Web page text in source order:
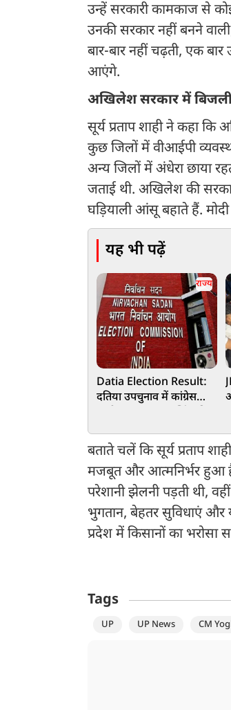
उन्हें सरकारी कामकाज से
उनकी सरकार नहीं बनने
बार-बार नहीं चढ़ती, एक
आएंगे.
अखिलेश सरकार में
सूर्य प्रताप शाही ने कहा
कुछ जिलों में वीआईपी
अन्य जिलों में अंधेरा छाया
जताई थी. अखिलेश की
घड़ियाली आंसू बहाते हैं.
यह भी पढ़ें
राज्य
Datia Election Result:
दतिया उपचुनाव में कांग्रेस
तिवारी को 6016 वोटों से
हराया
बताते चलें कि सूर्य प्रताप
मजबूत और आत्मनिर्भर हुआ
परेशानी झेलनी पड़ती थी,
भुगतान, बेहतर सुविधाएं और
प्रदेश में किसानों का भरोसा
Tags
UP UP News CM